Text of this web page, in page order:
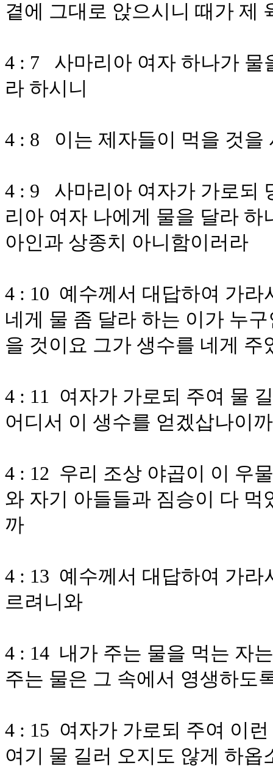
곁에 그대로 앉으시니 때가 제
4 : 7 사마리아 여자 하나가 물
라 하시니
4 : 8 이는 제자들이 먹을 것을
4 : 9 사마리아 여자가 가로되
리아 여자 나에게 물을 달라
아인과 상종치 아니함이러라
4 : 10 예수께서 대답하여 가
네게 물 좀 달라 하는 이가 누
을 것이요 그가 생수를 네게 주
4 : 11 여자가 가로되 주여 물
어디서 이 생수를 얻겠삽나이까
4 : 12 우리 조상 야곱이 이 우
와 자기 아들들과 짐승이 다
까
4 : 13 예수께서 대답하여 가
르려니와
4 : 14 내가 주는 물을 먹는 자
주는 물은 그 속에서 영생하도
4 : 15 여자가 가로되 주여 이
여기 물 길러 오지도 않게 하옵